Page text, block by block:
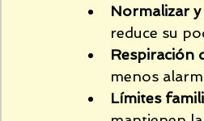
Normalizar
reduce su
Respiración
menos
Límites